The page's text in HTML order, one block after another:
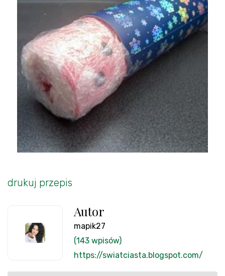
drukuj przepis
Autor
mapik27
(143 wpisów)
https://swiatciasta.blogspot.com/